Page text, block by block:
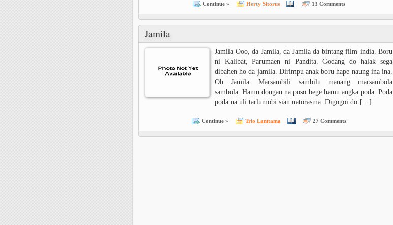
Continue » Herty Sitorus 13 Comments
Jamila
Jamila Ooo, da Jamila, da Jamila da bintang film india. Boru
ni Kalibat, Parumaen ni Pandita. Godang do halak sega
dibahen ho da jamila. Dirimpu anak boru hape naung ina ina.
Oh Jamila. Marsambili sambilu manang marsambola
sambola. Hamu dongan na poso bege hamu angka poda. Poda
poda na uli tarlumobi sian natorasma. Digogoi do […]
Continue » Trio Lamtama 27 Comments